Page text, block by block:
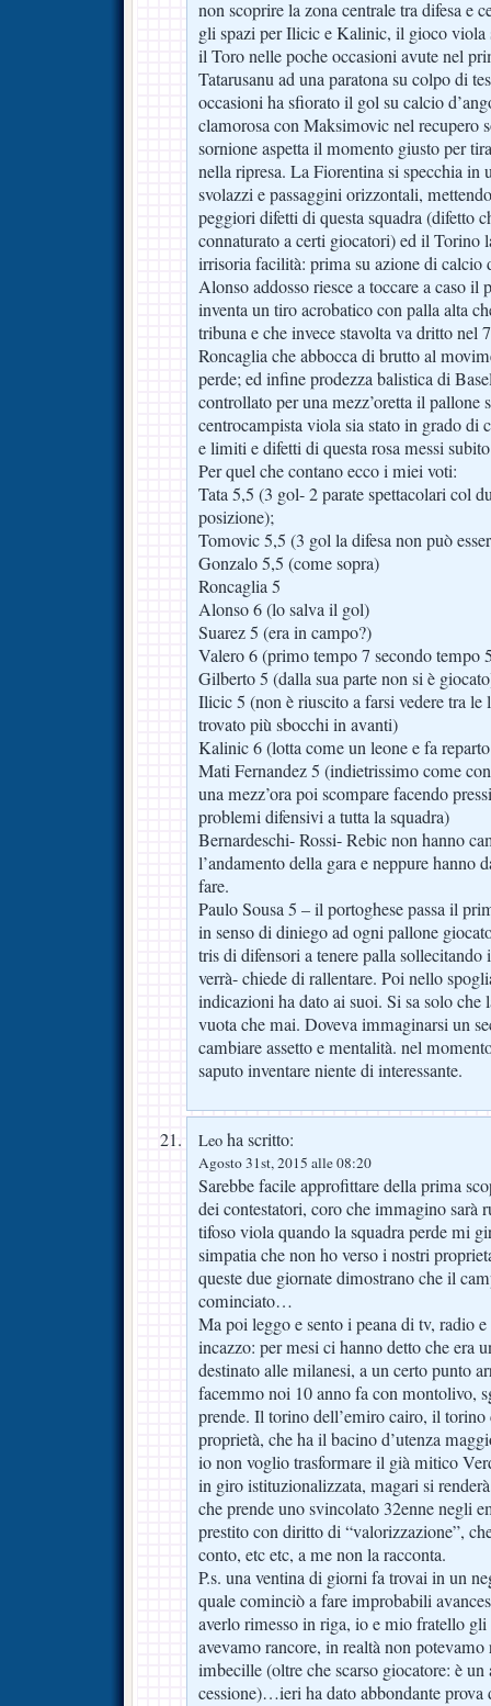
non scoprire la zona centrale tra difesa e
gli spazi per Ilicic e Kalinic, il gioco viola
il Toro nelle poche occasioni avute nel
Tatarusanu ad una paratona su colpo di
occasioni ha sfiorato il gol su calcio
clamorosa con Maksimovic nel recupero
sornione aspetta il momento giusto per
nella ripresa. La Fiorentina si specchia
svolazzi e passaggini orizzontali,
peggiori difetti di questa squadra (difetto
connaturato a certi giocatori) ed il Torino
irrisoria facilità: prima su azione di calcio
Alonso addosso riesce a toccare a caso il
inventa un tiro acrobatico con palla alta
tribuna e che invece stavolta va dritto nel
Roncaglia che abbocca di brutto al
perde; ed infine prodezza balistica di
controllato per una mezz’oretta il pallone
centrocampista viola sia stato in grado di
e limiti e difetti di questa rosa messi
Per quel che contano ecco i miei voti:
Tata 5,5 (3 gol- 2 parate spettacolari col
posizione);
Tomovic 5,5 (3 gol la difesa non può
Gonzalo 5,5 (come sopra)
Roncaglia 5
Alonso 6 (lo salva il gol)
Suarez 5 (era in campo?)
Valero 6 (primo tempo 7 secondo tempo
Gilberto 5 (dalla sua parte non si è
Ilicic 5 (non è riuscito a farsi vedere tra le
trovato più sbocchi in avanti)
Kalinic 6 (lotta come un leone e fa
Mati Fernandez 5 (indietrissimo come
una mezz’ora poi scompare facendo
problemi difensivi a tutta la squadra)
Bernardeschi- Rossi- Rebic non hanno
l’andamento della gara e neppure hanno
fare.
Paulo Sousa 5 – il portoghese passa il
in senso di diniego ad ogni pallone
tris di difensori a tenere palla
verrà- chiede di rallentare. Poi nello
indicazioni ha dato ai suoi. Si sa solo che
vuota che mai. Doveva immaginarsi un
cambiare assetto e mentalità. nel
saputo inventare niente di interessante.
Leo ha scritto:
Agosto 31st, 2015 alle 08:20
Sarebbe facile approfittare della prima
dei contestatori, coro che immagino sarà
tifoso viola quando la squadra perde mi
simpatia che non ho verso i nostri
queste due giornate dimostrano che il
cominciato…
Ma poi leggo e sento i peana di tv, radio
incazzo: per mesi ci hanno detto che era
destinato alle milanesi, a un certo punto
facemmo noi 10 anno fa con montolivo,
prende. Il torino dell’emiro cairo, il torino
proprietà, che ha il bacino d’utenza
io non voglio trasformare il già mitico
in giro istituzionalizzata, magari si
che prende uno svincolato 32enne negli
prestito con diritto di “valorizzazione”,
conto, etc etc, a me non la racconta.
P.s. una ventina di giorni fa trovai in un
quale cominciò a fare improbabili
averlo rimesso in riga, io e mio fratello
avevamo rancore, in realtà non
imbecille (oltre che scarso giocatore: è
cessione)…ieri ha dato abbondante prova